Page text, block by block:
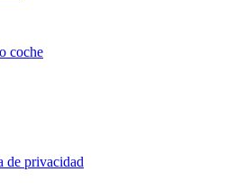
coche
de privacidad